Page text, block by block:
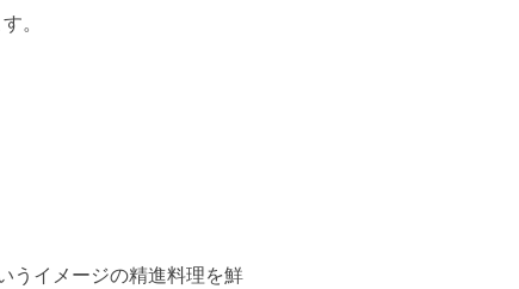
。
うイメージの精進料理を鮮